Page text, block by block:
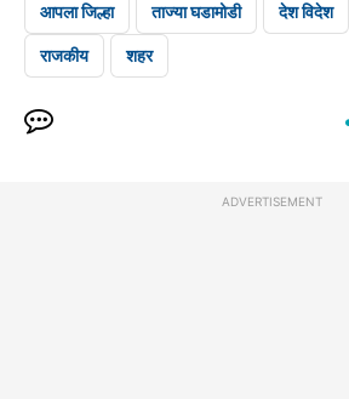
आपला जिल्हा ताज्या घडामोडी देश विदेश
राजकीय शहर
ADVERTISEMENT